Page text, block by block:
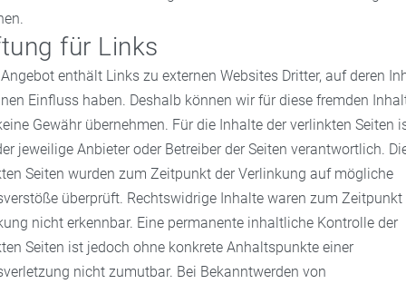
für Links
enthält Links zu externen Websites Dritter, auf deren
Einfluss haben. Deshalb können wir für diese fremden
Gewähr übernehmen. Für die Inhalte der verlinkten Seiten
jeweilige Anbieter oder Betreiber der Seiten verantwortlich.
Seiten wurden zum Zeitpunkt der Verlinkung auf mögliche
überprüft. Rechtswidrige Inhalte waren zum Zeitpunkt
nicht erkennbar. Eine permanente inhaltliche Kontrolle der
Seiten ist jedoch ohne konkrete Anhaltspunkte einer
nicht zumutbar. Bei Bekanntwerden von